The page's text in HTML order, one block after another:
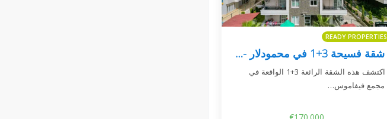
READY PROPERTIES
شقة فسيحة 3+1 في محمودلار - مجمع فيفاموس 4
اكتشف هذه الشقة الرائعة 3+1 الواقعة في
مجمع فيفاموس…